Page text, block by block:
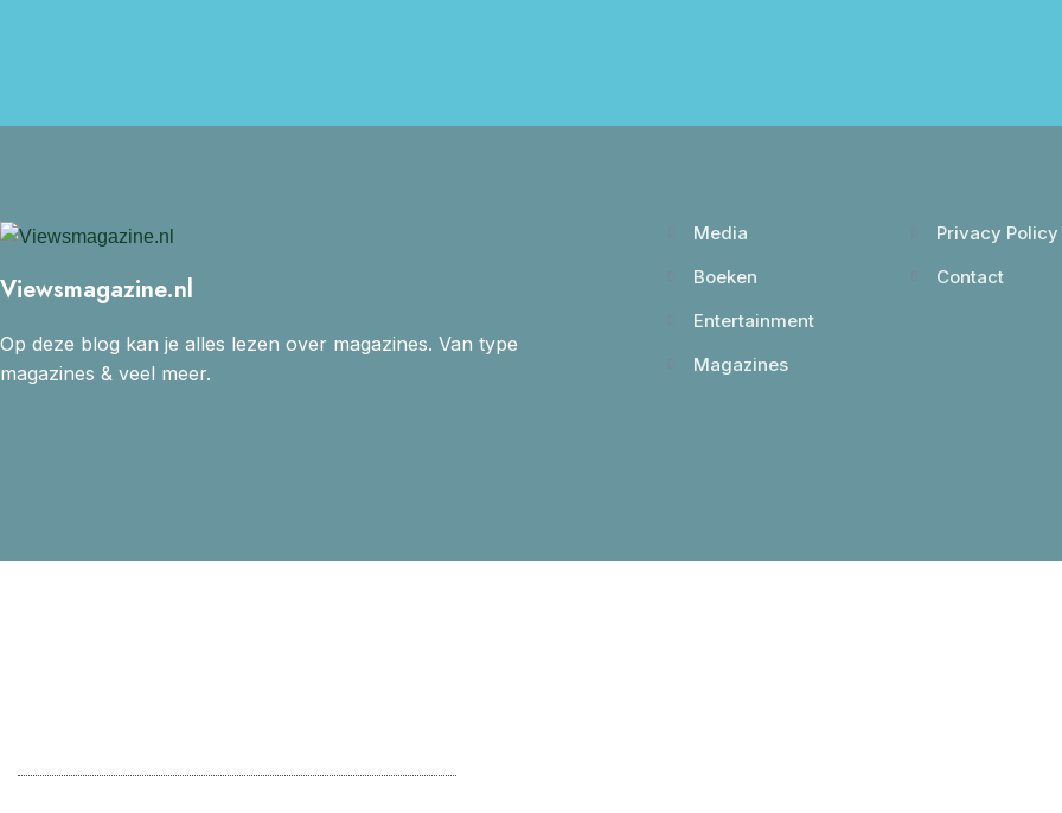
Viewsmagazine.nl
Op deze blog kan je alles lezen over magazines. Van type
magazines & veel meer.
Media
Boeken
Entertainment
Magazines
Privacy Policy
Contact